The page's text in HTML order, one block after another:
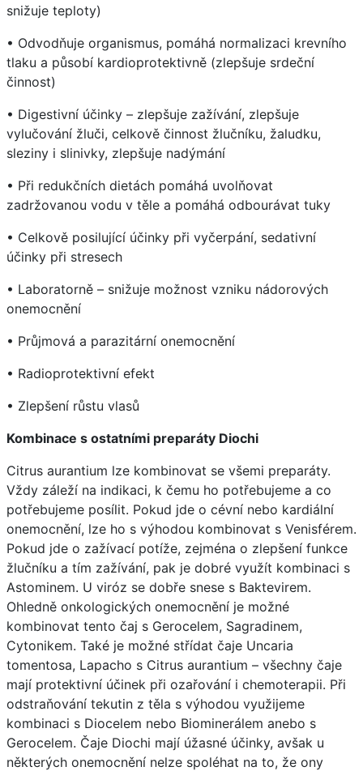
snižuje teploty)
• Odvodňuje organismus, pomáhá normalizaci krevního
tlaku a působí kardioprotektivně (zlepšuje srdeční
činnost)
• Digestivní účinky – zlepšuje zažívání, zlepšuje
vylučování žluči, celkově činnost žlučníku, žaludku,
sleziny i slinivky, zlepšuje nadýmání
• Při redukčních dietách pomáhá uvolňovat
zadržovanou vodu v těle a pomáhá odbourávat tuky
• Celkově posilující účinky při vyčerpání, sedativní
účinky při stresech
• Laboratorně – snižuje možnost vzniku nádorových
onemocnění
• Průjmová a parazitární onemocnění
• Radioprotektivní efekt
• Zlepšení růstu vlasů
Kombinace s ostatními preparáty Diochi
Citrus aurantium lze kombinovat se všemi preparáty.
Vždy záleží na indikaci, k čemu ho potřebujeme a co
potřebujeme posílit. Pokud jde o cévní nebo kardiální
onemocnění, lze ho s výhodou kombinovat s Venisférem.
Pokud jde o zažívací potíže, zejména o zlepšení funkce
žlučníku a tím zažívání, pak je dobré využít kombinaci s
Astominem. U viróz se dobře snese s Baktevirem.
Ohledně onkologických onemocnění je možné
kombinovat tento čaj s Gerocelem, Sagradinem,
Cytonikem. Také je možné střídat čaje Uncaria
tomentosa, Lapacho s Citrus aurantium – všechny čaje
mají protektivní účinek při ozařování i chemoterapii. Při
odstraňování tekutin z těla s výhodou využijeme
kombinaci s Diocelem nebo Biominerálem anebo s
Gerocelem. Čaje Diochi mají úžasné účinky, avšak u
některých onemocnění nelze spoléhat na to, že ony